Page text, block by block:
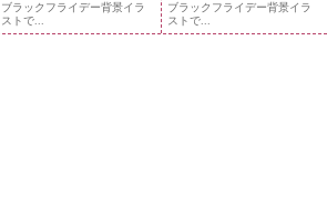
ブラックフライデー背景イラ
ストで...
ブラックフライデー背景イラ
ストで...